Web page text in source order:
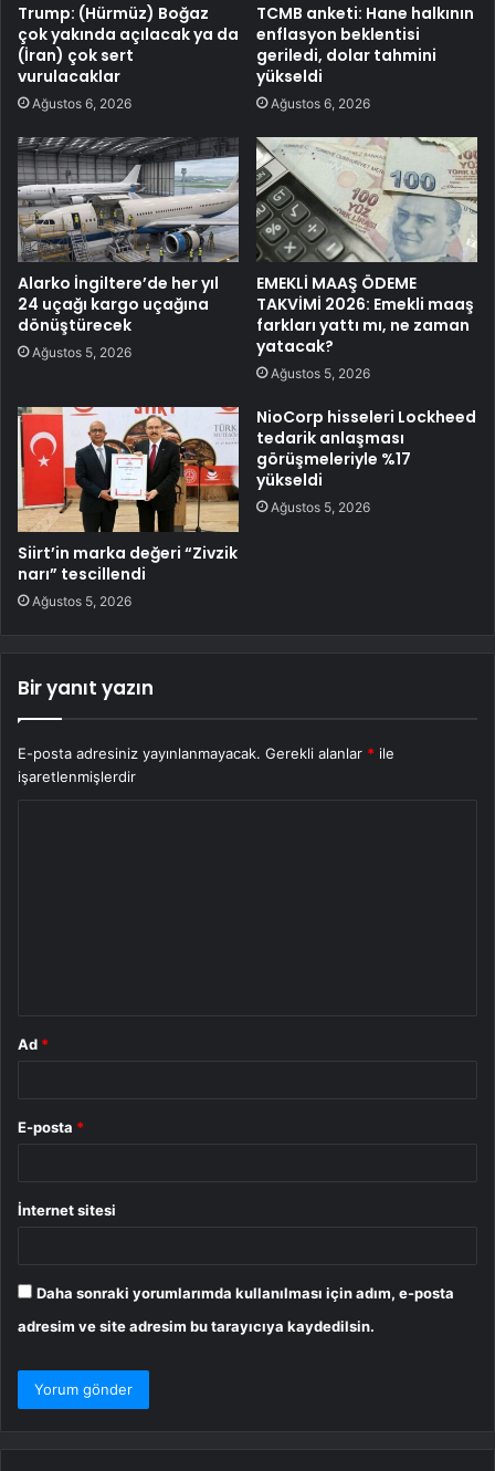
Trump: (Hürmüz) Boğaz
çok yakında açılacak ya da
(İran) çok sert
vurulacaklar
Ağustos 6, 2026
TCMB anketi: Hane halkının
enflasyon beklentisi
geriledi, dolar tahmini
yükseldi
Ağustos 6, 2026
Alarko İngiltere’de her yıl
24 uçağı kargo uçağına
dönüştürecek
Ağustos 5, 2026
EMEKLİ MAAŞ ÖDEME
TAKVİMİ 2026: Emekli maaş
farkları yattı mı, ne zaman
yatacak?
Ağustos 5, 2026
Siirt’in marka değeri “Zivzik
narı” tescillendi
Ağustos 5, 2026
NioCorp hisseleri Lockheed
tedarik anlaşması
görüşmeleriyle %17
yükseldi
Ağustos 5, 2026
Bir yanıt yazın
E-posta adresiniz yayınlanmayacak. Gerekli alanlar * ile
işaretlenmişlerdir
Ad *
E-posta *
İnternet sitesi
Daha sonraki yorumlarımda kullanılması için adım, e-posta
adresim ve site adresim bu tarayıcıya kaydedilsin.